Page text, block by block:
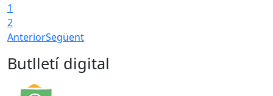
1
2
AnteriorSegüent
Butlletí digital